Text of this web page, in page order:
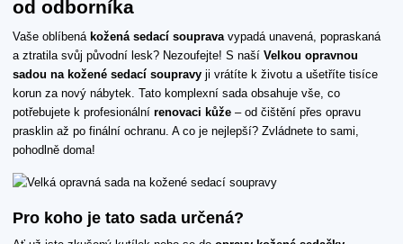
od odborníka
Vaše oblíbená kožená sedací souprava vypadá unavená, popraskaná
a ztratila svůj původní lesk? Nezoufejte! S naší Velkou opravnou
sadou na kožené sedací soupravy ji vrátíte k životu a ušetříte tisíce
korun za nový nábytek. Tato komplexní sada obsahuje vše, co
potřebujete k profesionální renovaci kůže – od čištění přes opravu
prasklin až po finální ochranu. A co je nejlepší? Zvládnete to sami,
pohodlně doma!
Pro koho je tato sada určená?